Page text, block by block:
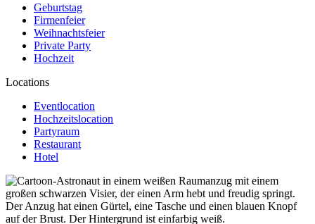
Geburtstag
Firmenfeier
Weihnachtsfeier
Private Party
Hochzeit
Locations
Eventlocation
Hochzeitslocation
Partyraum
Restaurant
Hotel